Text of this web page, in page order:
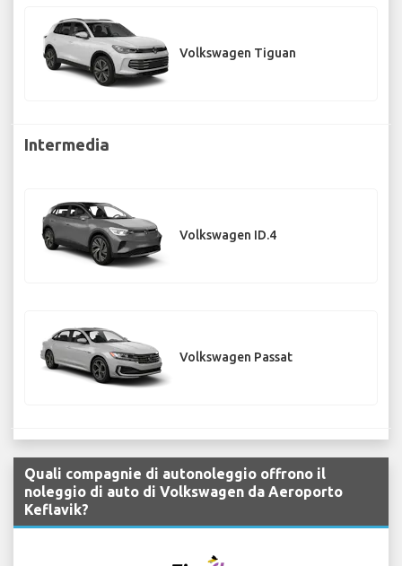
Volkswagen Tiguan
Intermedia
Volkswagen ID.4
Volkswagen Passat
Quali compagnie di autonoleggio offrono il
noleggio di auto di Volkswagen da Aeroporto
Keflavik?